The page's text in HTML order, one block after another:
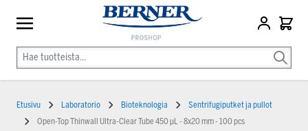
Etusivu Laboratorio Bioteknologia
Sentrifugiputket ja pullot
Open-Top Thinwall Ultra-Clear Tube 450 µL - 8x20 mm - 100 pcs